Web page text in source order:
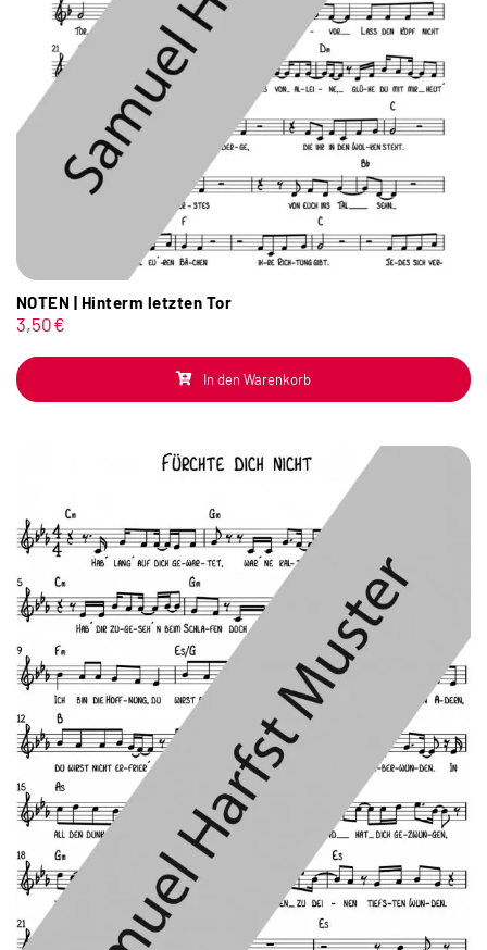
NOTEN | Hinterm letzten Tor
3,50€
In den Warenkorb